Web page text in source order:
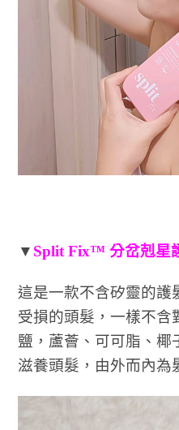
▼ Split Fix™ 分岔剋星
這是⼀款不含矽靈的護
受損的頭髮，一樣不含
鹽，蘆薈、可可脂、椰
滋養頭髮，由外⽽內為